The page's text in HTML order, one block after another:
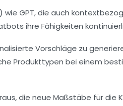
wie GPT, die auch
ihre Fähigkeiten
Vorschläge zu
Produkttypen bei einem
die neue Maßstäbe für die